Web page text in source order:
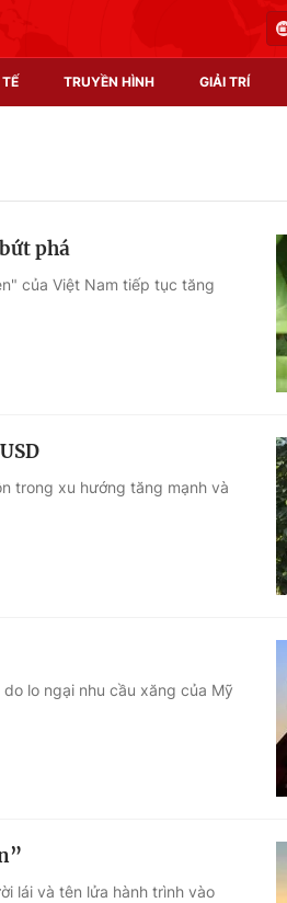
TRUYỀN HÌNH GIẢI TRÍ
Học trực tuyến
phá
của Việt Nam tiếp tục tăng
trong xu hướng tăng mạnh và
lo ngại nhu cầu xăng của Mỹ
lái và tên lửa hành trình vào